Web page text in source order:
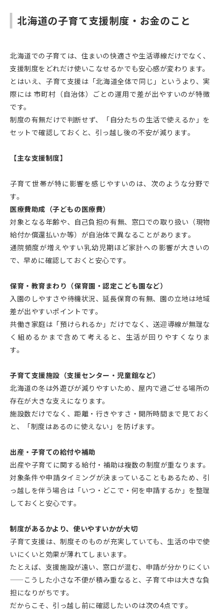
北海道の子育て支援制度・お金のこと
北海道での子育ては、住まいの快適さや生活導線だけでなく、
支援制度をどれだけ使いこなせるかでも安心感が変わります。
とはいえ、子育て支援は「北海道全体で同じ」というより、実
際には 市町村（自治体）ごとの運用で差が出やすいのが特徴
です。
制度の有無だけで判断せず、「自分たちの生活で使えるか」を
セットで確認しておくと、引っ越し後の不安が減ります。
【主な支援制度】
子育て世帯が特に影響を感じやすいのは、次のような分野で
す。
医療費助成（子どもの医療費）
対象となる年齢や、自己負担の有無、窓口での取り扱い（現物
給付か償還払いか等）が自治体で異なることがあります。
通院頻度が増えやすい乳幼児期ほど家計への影響が大きいの
で、早めに確認しておくと安心です。
保育・教育まわり（保育園・認定こども園など）
入園のしやすさや待機状況、延長保育の有無、園の立地は地域
差が出やすいポイントです。
共働き家庭は「預けられるか」だけでなく、送迎導線が無理な
く組めるかまで含めて考えると、生活が回りやすくなりま
す。
子育て支援施設（支援センター・児童館など）
北海道の冬は外遊びが減りやすいため、屋内で過ごせる場所の
存在が大きな支えになります。
施設数だけでなく、距離・行きやすさ・開所時間まで見ておく
と、「制度はあるのに使えない」を防げます。
出産・子育ての給付や補助
出産や子育てに関する給付・補助は複数の制度が重なります。
対象条件や申請タイミングが決まっていることもあるため、引
っ越しを伴う場合は「いつ・どこで・何を申請するか」を整理
しておくと安心です。
制度があるかより、使いやすいかが大切
子育て支援は、制度そのものが充実していても、生活の中で使
いにくいと効果が薄れてしまいます。
たとえば、支援施設が遠い、窓口が混む、申請が分かりにくい
——こうした小さな不便が積み重なると、子育て中は大きな負
担になりがちです。
だからこそ、引っ越し前に確認したいのは次の4点です。